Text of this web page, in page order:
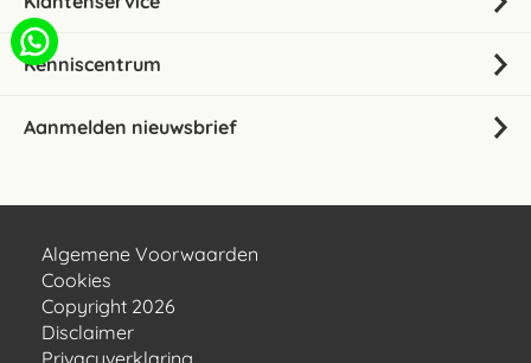
Kenniscentrum
Aanmelden nieuwsbrief
Algemene Voorwaarden
Cookies
Copyright 2026
Disclaimer
Privacyverklaring